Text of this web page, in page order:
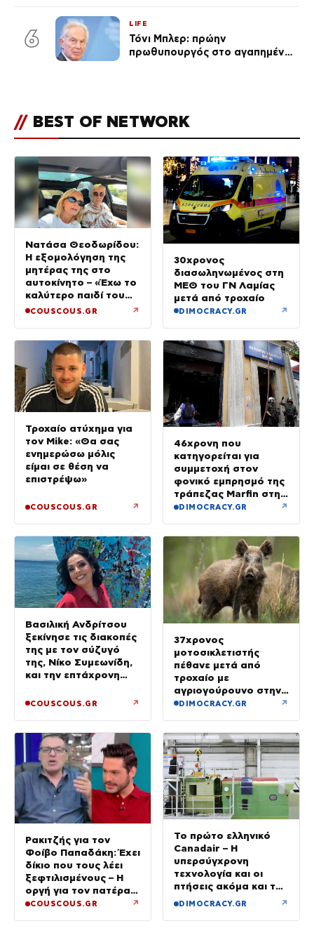
6
LIFE
Τόνι Μπλερ: πρώην
πρωθυπουργός στο αγαπημένο
// BEST OF NETWORK
Νατάσα Θεοδωρίδου:
Η εξομολόγηση της
μητέρας της στο
αυτοκίνητο – «Έχω το
καλύτερο παιδί του
κόσμου»
COUSCOUS.GR ↗
30χρονος
διασωληνωμένος στη
ΜΕΘ του ΓΝ Λαμίας
μετά από τροχαίο
DIMOCRACY.GR ↗
Τροχαίο ατύχημα για
τον Mike: «Θα σας
ενημερώσω μόλις
είμαι σε θέση να
επιστρέψω»
COUSCOUS.GR ↗
46χρονη που
κατηγορείται για
συμμετοχή στον
φονικό εμπρησμό της
τράπεζας Marfin στην
Αθήνα
DIMOCRACY.GR ↗
Βασιλική Ανδρίτσου
ξεκίνησε τις διακοπές
της με τον σύζυγό
της, Νίκο Συμεωνίδη,
και την επτάχρονη
COUSCOUS.GR ↗
37χρονος
μοτοσικλετιστής
πέθανε μετά από
τροχαίο με
αγριογούρουνο στην
Εύβοια
DIMOCRACY.GR ↗
Ρακιτζής για τον
Φοίβο Παπαδάκη: Έχει
δίκιο που τους λέει
ξεφτιλισμένους – Η
οργή για τον πατέρα
του
COUSCOUS.GR ↗
Το πρώτο ελληνικό
Canadair – Η
υπερσύγχρονη
τεχνολογία και οι
πτήσεις ακόμα και τη
νύχτα – βίντεο
DIMOCRACY.GR ↗